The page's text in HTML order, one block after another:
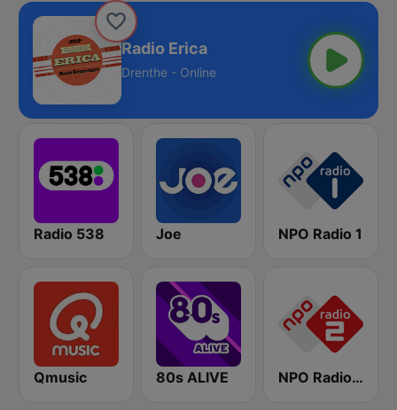
Radio Erica
Drenthe - Online
Radio 538 Joe NPO Radio 1
Qmusic 80s ALIVE NPO Radio 2